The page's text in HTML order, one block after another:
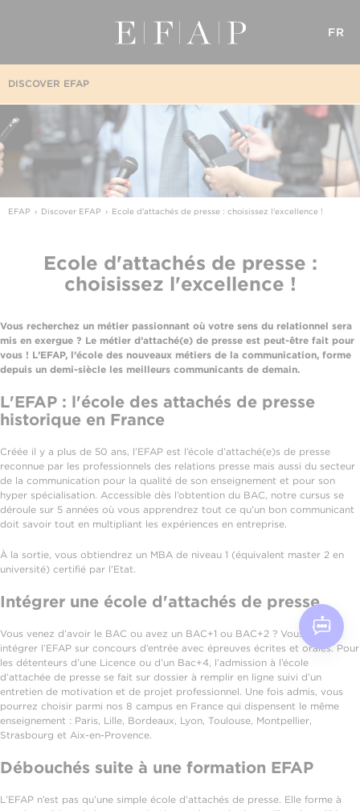
FR
DISCOVER EFAP
EFAP Discover EFAP Ecole d'attachés de presse : choisissez l'excellence !
Ecole d'attachés de presse :
choisissez l'excellence !
Vous recherchez un métier passionnant où votre sens du relationnel sera
mis en exergue ? Le métier d’attaché(e) de presse est peut-être fait pour
vous ! L’EFAP, l’école des nouveaux métiers de la communication, forme
depuis un demi-siècle les meilleurs communicants de demain.
L'EFAP : l'école des attachés de presse
historique en France
Créée il y a plus de 50 ans, l’EFAP est l’école d’attaché(e)s de presse
reconnue par les professionnels des relations presse mais aussi du secteur
de la communication pour la qualité de son enseignement et pour son
hyper spécialisation. Accessible dès l’obtention du BAC, notre cursus se
déroule sur 5 années où vous apprendrez tout ce qu’un bon communicant
doit savoir tout en multipliant les expériences en entreprise.
À la sortie, vous obtiendrez un MBA de niveau 1 (équivalent master 2 en
université) certifié par l’Etat.
Intégrer une école d'attachés de presse
Vous venez d’avoir le BAC ou avez un BAC+1 ou BAC+2 ? Vous pouvez
intégrer l’EFAP sur concours d’entrée avec épreuves écrites et orales. Pour
les détenteurs d’une Licence ou d’un Bac+4, l’admission à l’école
d’attachée de presse se fait sur dossier à remplir en ligne suivi d’un
entretien de motivation et de projet professionnel. Une fois admis, vous
pourrez choisir parmi nos 8 campus en France qui dispensent le même
enseignement : Paris, Lille, Bordeaux, Lyon, Toulouse, Montpellier,
Strasbourg et Aix-en-Provence.
Débouchés suite à une formation EFAP
L’EFAP n’est pas qu’une simple école d’attachés de presse. Elle forme à